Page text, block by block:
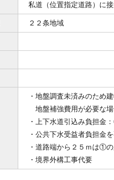
私道（位置指定道路）に
２２条地域
・地盤調査未済みのため
地盤補強費用が必要な場
・上下水道引込み負担金
・公共下水受益者負担金
・道路端から２５ｍは①
・境界外構工事代要